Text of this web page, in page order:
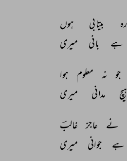
رہ بیتابی
ہوں
ہے بانی میری
جو نہ معلوم
ہوا
ہیچ مدانی میری
نے عاجز غالبؔ
ہے جوانی میری